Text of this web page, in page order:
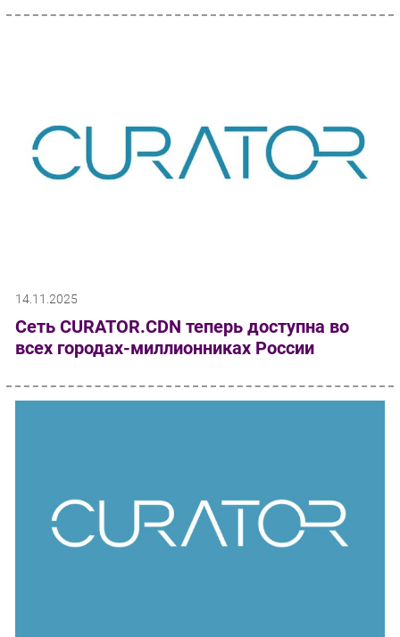
14.11.2025
Сеть CURATOR.CDN теперь доступна во
всех городах-миллионниках России